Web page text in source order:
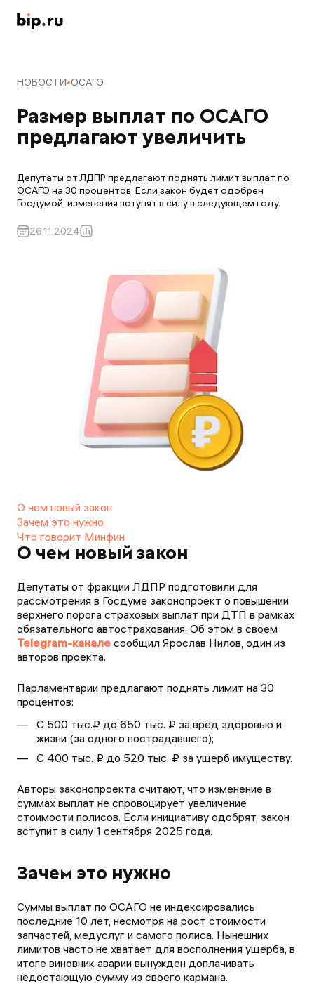
НОВОСТИ ОСАГО
Размер выплат по ОСАГО
предлагают увеличить
Депутаты от ЛДПР предлагают поднять лимит выплат по
ОСАГО на 30 процентов. Если закон будет одобрен
Госдумой, изменения вступят в силу в следующем году.
26.11.2024
О чем новый закон
Зачем это нужно
Что говорит Минфин
О чем новый закон
Депутаты от фракции ЛДПР подготовили для
рассмотрения в Госдуме законопроект о повышении
верхнего порога страховых выплат при ДТП в рамках
обязательного автострахования. Об этом в своем
Telegram-канале сообщил Ярослав Нилов, один из
авторов проекта.
Парламентарии предлагают поднять лимит на 30
процентов:
С 500 тыс.₽ до 650 тыс. ₽ за вред здоровью и
жизни (за одного пострадавшего);
С 400 тыс. ₽ до 520 тыс. ₽ за ущерб имуществу.
Авторы законопроекта считают, что изменение в
суммах выплат не спровоцирует увеличение
стоимости полисов. Если инициативу одобрят, закон
вступит в силу 1 сентября 2025 года.
Зачем это нужно
Суммы выплат по ОСАГО не индексировались
последние 10 лет, несмотря на рост стоимости
запчастей, медуслуг и самого полиса. Нынешних
лимитов часто не хватает для восполнения ущерба, в
итоге виновник аварии вынужден доплачивать
недостающую сумму из своего кармана.